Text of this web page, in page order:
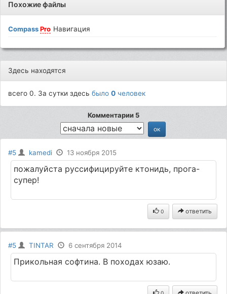
Похожие файлы
CompassPro Навигация
Здесь находятся
всего 0. За сутки здесьбыло0 человек
Комментарии 5
#5 kamedi 13 ноября 2015
пожалуйста руссифицируйте ктонидь, прога-
супер!
0 ответить
#5 TINTAR 6 сентября 2014
Прикольная софтина. В походах юзаю.